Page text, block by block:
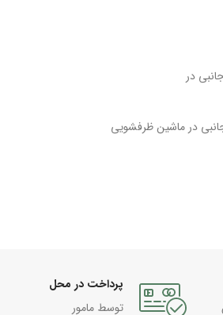
در
در ماشین ظرفشویی
پرداخت در محل
توسط مامور